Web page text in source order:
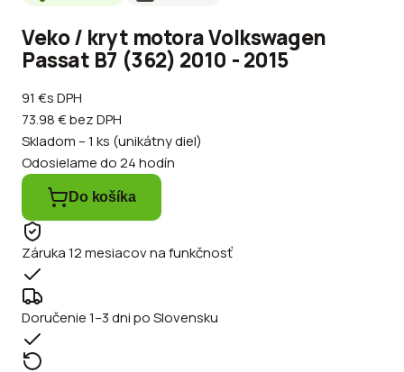
Veko / kryt motora Volkswagen
Passat B7 (362) 2010 - 2015
91 €s DPH
73.98 €bez DPH
Skladom – 1 ks (unikátny diel)
Odosielame do 24 hodín
Do košíka
Záruka 12 mesiacov na funkčnosť
Doručenie 1–3 dni po Slovensku